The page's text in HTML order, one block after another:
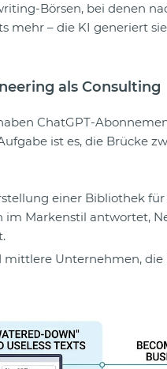
Börsen, bei denen
mehr – die KI generiert
als Consulting
ChatGPT-
ist es, die Brücke
einer Bibliothek
im Markenstil antwortet,
mittlere Unternehmen,